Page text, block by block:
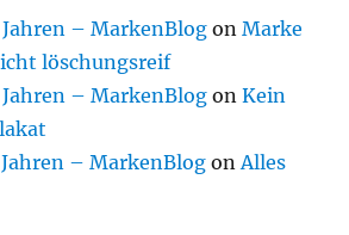
Jahren – MarkenBlog onMarke
löschungsreif
Jahren – MarkenBlog onKein
– MarkenBlog onAlles